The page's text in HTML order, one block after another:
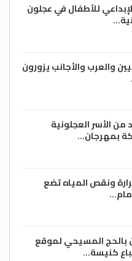
للأطفال في عجلون
والعرب والأجانب يزورون
من الأسر العجلونية
بمهرجان…
ونقص المياه تضع
بالحج المسيحي لموقع
كنيسة…